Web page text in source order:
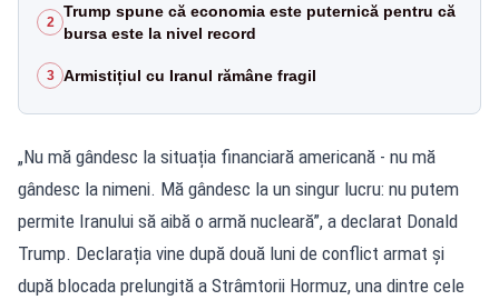
2
Trump spune că economia este puternică pentru că
bursa este la nivel record
3 Armistițiul cu Iranul rămâne fragil
„Nu mă gândesc la situația financiară americană - nu mă
gândesc la nimeni. Mă gândesc la un singur lucru: nu putem
permite Iranului să aibă o armă nucleară”, a declarat Donald
Trump. Declarația vine după două luni de conflict armat și
după blocada prelungită a Strâmtorii Hormuz, una dintre cele